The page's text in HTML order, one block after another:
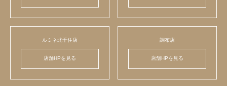
ルミネ北千住店
店舗HPを見る
調布店
店舗HPを見る